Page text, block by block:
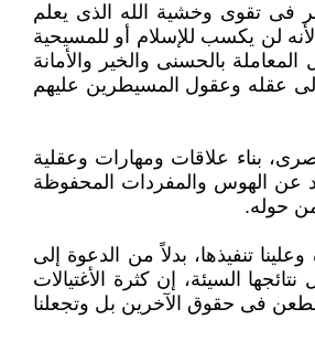
فى تقوى وخشية الله الذى يعلم
لن يكسب للإسلام أو للمسيحية
‏بالحسنى والخير والأمانة
عقله وعقول المسيطرين عليهم
بناء علاقات ومهارات وعقلية
عن الهوس والمفردات المحفوظة
حوله.‏
تنفيذها، بدلاً من الدعوة إلى
السيئة، إن كثرة الأغتيالات
تطعن فى ‏حقوق الآخرين بل وتجعلنا